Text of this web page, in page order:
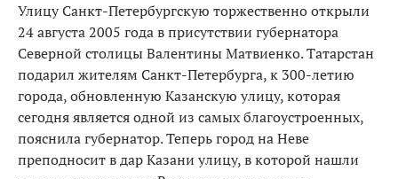
Улицу Санкт-Петербургскую торжественно открыли
24 августа 2005 года в присутствии губернатора
Северной столицы Валентины Матвиенко. Татарстан
подарил жителям Санкт-Петербурга, к 300-летию
города, обновленную Казанскую улицу, которая
сегодня является одной из самых благоустроенных,
пояснила губернатор. Теперь город на Неве
преподносит в дар Казани улицу, в которой нашли